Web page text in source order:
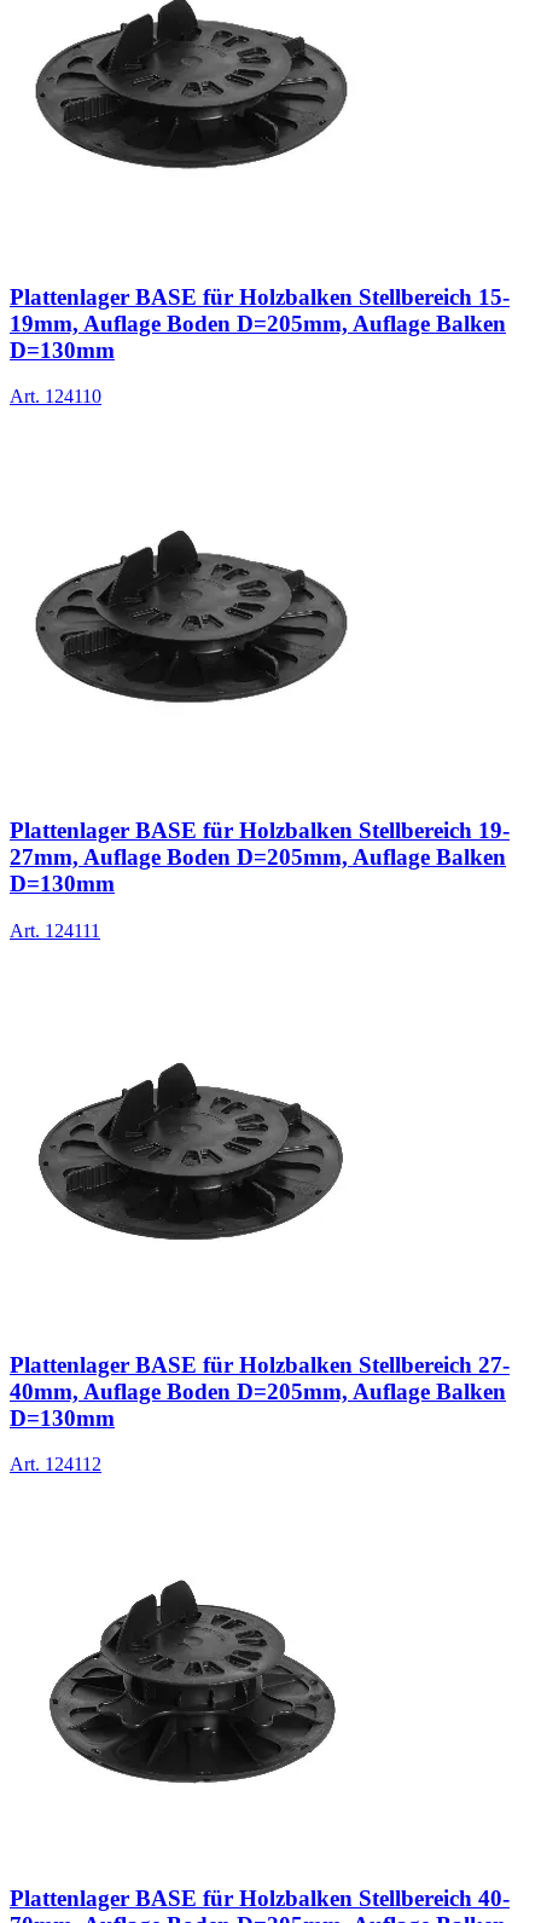
Plattenlager BASE für Holzbalken Stellbereich 15-
19mm, Auflage Boden D=205mm, Auflage Balken
D=130mm
Art. 124110
Plattenlager BASE für Holzbalken Stellbereich 19-
27mm, Auflage Boden D=205mm, Auflage Balken
D=130mm
Art. 124111
Plattenlager BASE für Holzbalken Stellbereich 27-
40mm, Auflage Boden D=205mm, Auflage Balken
D=130mm
Art. 124112
Plattenlager BASE für Holzbalken Stellbereich 40-